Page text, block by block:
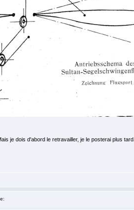
je dois d'abord le retravailler, je le posterai plus tard.